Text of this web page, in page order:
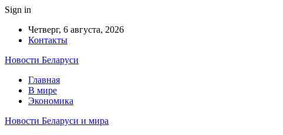
Sign in
Четверг, 6 августа, 2026
Контакты
Новости Беларуси
Главная
В мире
Экономика
Новости Беларуси и мира